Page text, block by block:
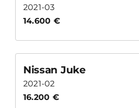
2021-03
14.600 €
Nissan Juke
2021-02
16.200 €